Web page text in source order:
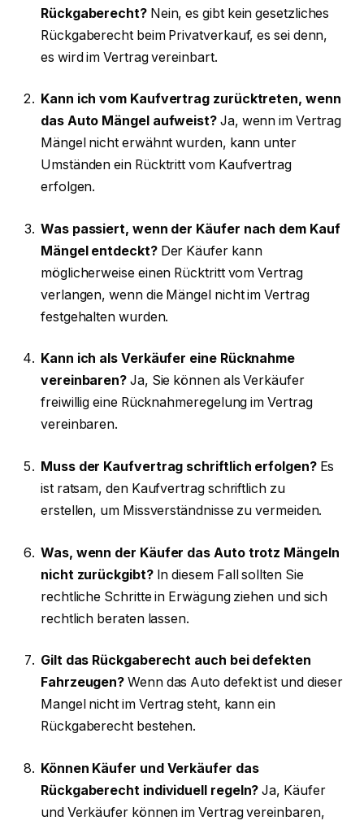
Rückgaberecht?Nein, es gibt kein gesetzliches
Rückgaberecht beim Privatverkauf, es sei denn,
es wird im Vertrag vereinbart.
Kann ich vom Kaufvertrag zurücktreten, wenn
das Auto Mängel aufweist? Ja, wenn im Vertrag
Mängel nicht erwähnt wurden, kann unter
Umständen ein Rücktritt vom Kaufvertrag
erfolgen.
Was passiert, wenn der Käufer nach dem Kauf
Mängel entdeckt?Der Käufer kann
möglicherweise einen Rücktritt vom Vertrag
verlangen, wenn die Mängel nicht im Vertrag
festgehalten wurden.
Kann ich als Verkäufer eine Rücknahme
vereinbaren? Ja, Sie können als Verkäufer
freiwillig eine Rücknahmeregelung im Vertrag
vereinbaren.
Muss der Kaufvertrag schriftlich erfolgen?Es
ist ratsam, den Kaufvertrag schriftlich zu
erstellen, um Missverständnisse zu vermeiden.
Was, wenn der Käufer das Auto trotz Mängeln
nicht zurückgibt?In diesem Fall sollten Sie
rechtliche Schritte in Erwägung ziehen und sich
rechtlich beraten lassen.
Gilt das Rückgaberecht auch bei defekten
Fahrzeugen? Wenn das Auto defekt ist und dieser
Mangel nicht im Vertrag steht, kann ein
Rückgaberecht bestehen.
Können Käufer und Verkäufer das
Rückgaberecht individuell regeln? Ja, Käufer
und Verkäufer können im Vertrag vereinbaren,